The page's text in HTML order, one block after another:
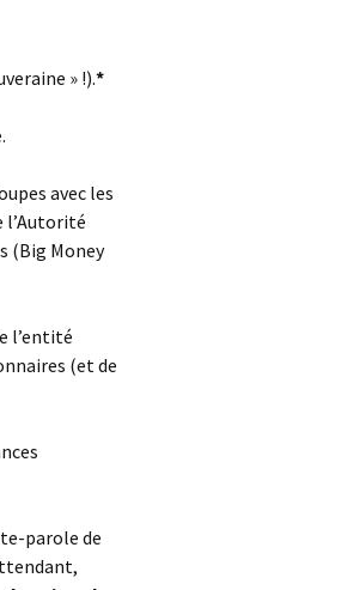
» !).*
avec les
l’Autorité
(Big Money
l’entité
(et de
parole de